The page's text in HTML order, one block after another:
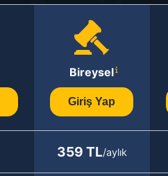
Bireysel
Giriş Yap
359 TL/aylık